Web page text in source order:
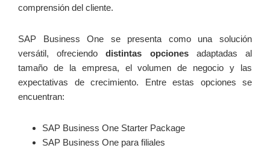
comprensión del cliente.
SAP Business One ‍se presenta como una solución
versátil, ofreciendodistintas opcionesadaptadas al
tamaño de la empresa, el volumen de negocio y ‍las​
expectativas de crecimiento. Entre estas opciones se
encuentran:
SAP Business One Starter Package
SAP ⁢Business One ​para⁣ filiales